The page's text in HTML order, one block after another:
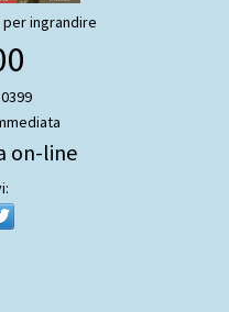
per ingrandire
on-line